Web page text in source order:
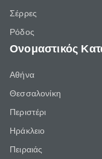
Σέρρες
Ρόδος
Ονομαστικός
Αθήνα
Θεσσαλονίκη
Περιστέρι
Ηράκλειο
Πειραιάς